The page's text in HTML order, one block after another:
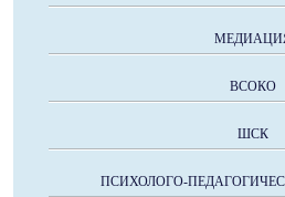
ВСОКО
ШСК
ПСИХОЛОГО-